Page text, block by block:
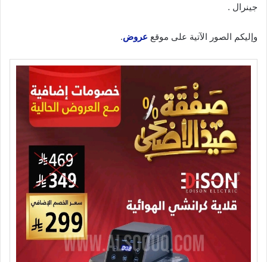
جينرال .
وإليكم الصور الآتية على موقع عروض.